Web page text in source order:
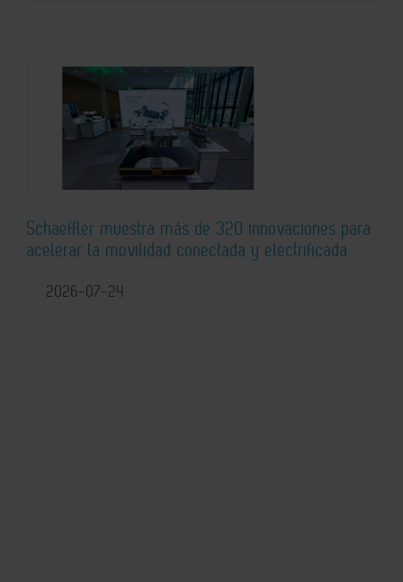
Schaeffler muestra más de 320 innovaciones para
acelerar la movilidad conectada y electrificada
2026-07-24